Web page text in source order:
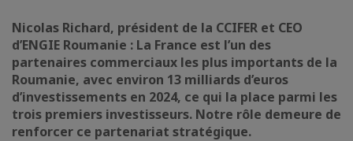
Nicolas Richard, président de la CCIFER et CEO
d’ENGIE Roumanie : La France est l’un des
partenaires commerciaux les plus importants de la
Roumanie, avec environ 13 milliards d’euros
d’investissements en 2024, ce qui la place parmi les
trois premiers investisseurs. Notre rôle demeure de
renforcer ce partenariat stratégique.